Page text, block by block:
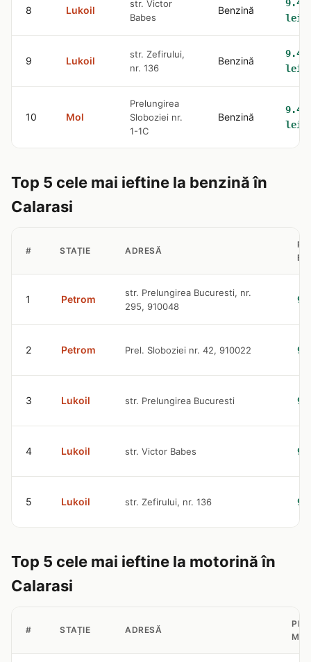
8 Lukoil
str. Victor
Babes
Benzină
9.42
lei
9 Lukoil
str. Zefirului,
nr. 136
Benzină
9.42
lei
10 Mol
Prelungirea
Sloboziei nr.
1-1C
Benzină
9.42
lei
Top 5 cele mai ieftine la benzină în
Calarasi
# STAȚIE ADRESĂ
1 Petrom
str. Prelungirea Bucuresti, nr.
295, 910048
2 Petrom Prel. Sloboziei nr. 42, 910022
3 Lukoil str. Prelungirea Bucuresti
4 Lukoil str. Victor Babes
5 Lukoil str. Zefirului, nr. 136
Top 5 cele mai ieftine la motorină în
Calarasi
# STAȚIE ADRESĂ